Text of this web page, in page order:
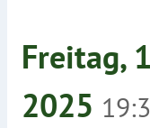
Freitag,
2025